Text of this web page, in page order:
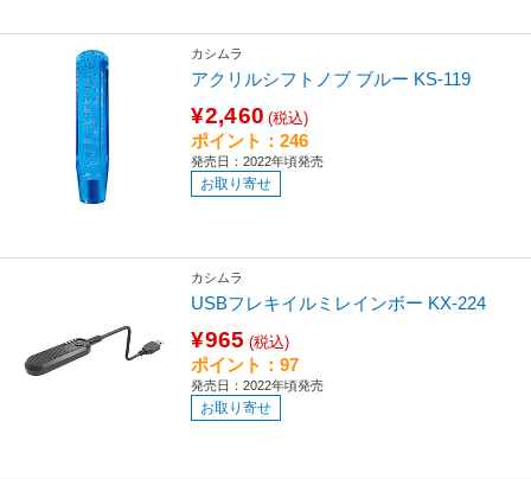
カシムラ
アクリルシフトノブ ブルー KS-119
¥2,460 (税込)
ポイント：246
発売日：2022年頃発売
お取り寄せ
カシムラ
USBフレキイルミレインボー KX-224
¥965 (税込)
ポイント：97
発売日：2022年頃発売
お取り寄せ